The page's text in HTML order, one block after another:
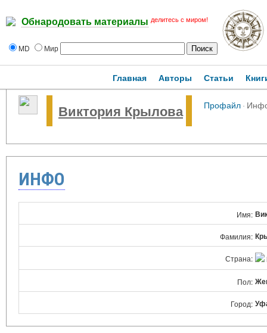
Обнародовать материалы делитесь с миром!
MD Мир
Главная Авторы Статьи
Виктория Крылова Профайл·
ИНФО
Имя:
Фамилия:
Страна:
Пол:
Город: